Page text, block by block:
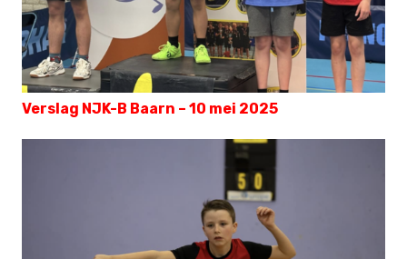
Verslag NJK-B Baarn – 10 mei 2025